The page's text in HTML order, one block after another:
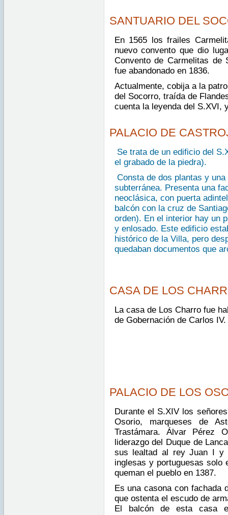
SANTUARIO DEL
En 1565 los frailes
nuevo convento que dio
Convento de Carmelitas de
fue abandonado en 1836.
Actualmente, cobija a la
del Socorro, traída de
cuenta la leyenda del S.XVI,
PALACIO DE
Se trata de un edificio del
el grabado de la piedra).
Consta de dos plantas y una
subterránea. Presenta una
neoclásica, con puerta
balcón con la cruz de
orden). En el interior hay un
y enlosado. Este edificio
histórico de la Villa, pero
quedaban documentos que
CASA DE LOS
La casa de Los Charro fue
de Gobernación de Carlos IV.
PALACIO DE LOS
Durante el S.XIV los
Osorio, marqueses de
Trastámara. Álvar Pérez
liderazgo del Duque de
sus lealtad al rey Juan I y
inglesas y portuguesas solo
queman el pueblo en 1387.
Es una casona con fachada
que ostenta el escudo de
El balcón de esta casa